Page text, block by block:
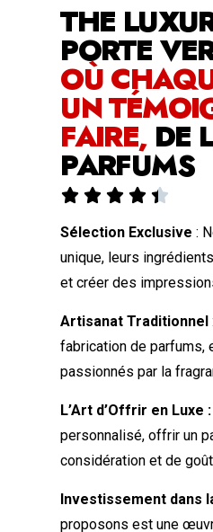
THE
PORTE
OÙ
UN
FAIRE, DE
PARFUMS
    
Sélection Exclusive :
unique, leurs
et créer des
Artisanat Traditionnel
fabrication de parfums,
passionnés par la
L’Art d’Offrir en Luxe :
personnalisé, offrir un
considération et de
Investissement dans
proposons est une